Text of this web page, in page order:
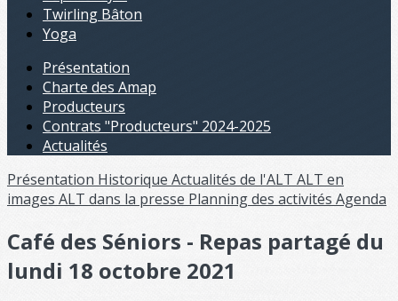
Twirling Bâton
Yoga
Présentation
Charte des Amap
Producteurs
Contrats "Producteurs" 2024-2025
Actualités
Présentation Historique Actualités de l'ALT ALT en
images ALT dans la presse Planning des activités Agenda
Café des Séniors - Repas partagé du
lundi 18 octobre 2021